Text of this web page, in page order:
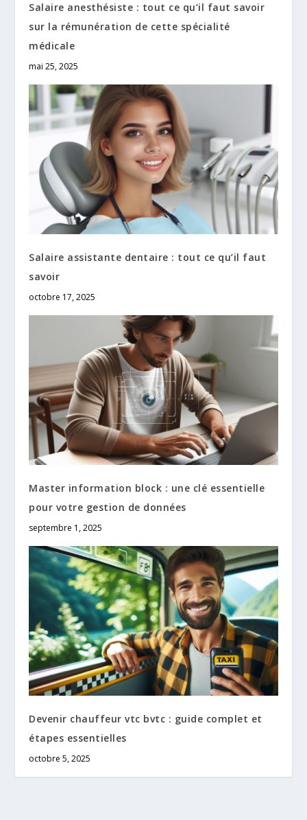
Salaire anesthésiste : tout ce qu’il faut savoir
sur la rémunération de cette spécialité
médicale
mai 25, 2025
Salaire assistante dentaire : tout ce qu’il faut
savoir
octobre 17, 2025
Master information block : une clé essentielle
pour votre gestion de données
septembre 1, 2025
Devenir chauffeur vtc bvtc : guide complet et
étapes essentielles
octobre 5, 2025